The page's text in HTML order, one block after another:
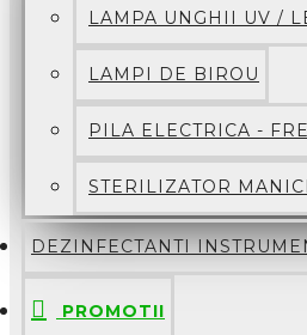
LAMPA UNGHII UV /
LAMPI DE BIROU
PILA ELECTRICA -
STERILIZATOR
DEZINFECTANTI
PROMOTII